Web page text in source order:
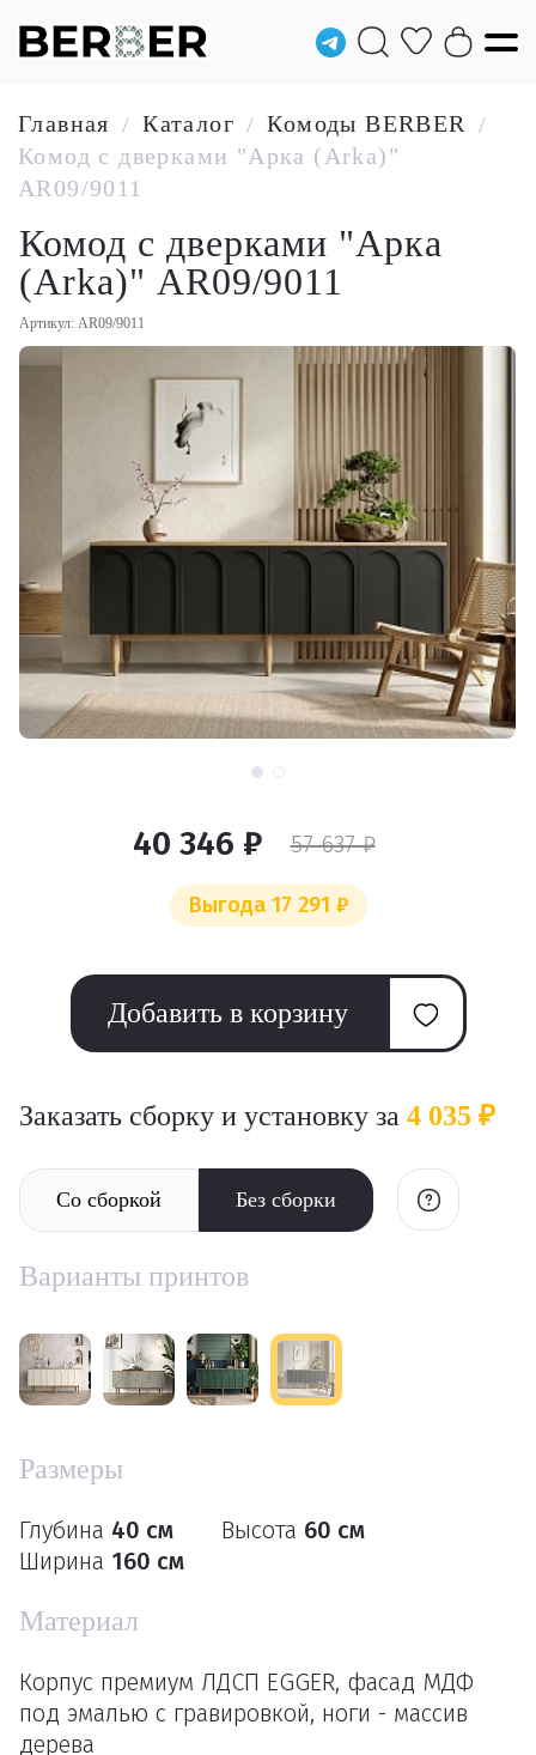
Главная / Каталог / Комоды BERBER /
Комод с дверками "Арка (Arka)"
AR09/9011
Комод с дверками "Арка
(Arka)" AR09/9011
Артикул: AR09/9011
40 346 ₽ 57 637 ₽
Выгода 17 291 ₽
Добавить в корзину
Заказать сборку и установку за 4 035 ₽
Со сборкой Без сборки
Варианты принтов
Размеры
Глубина 40 см Высота 60 см
Ширина 160 см
Материал
Корпус премиум ЛДСП EGGER, фасад МДФ
под эмалью с гравировкой, ноги - массив
дерева